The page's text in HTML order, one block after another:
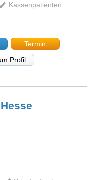
Kassenpatienten
Termin
Profil
Hesse